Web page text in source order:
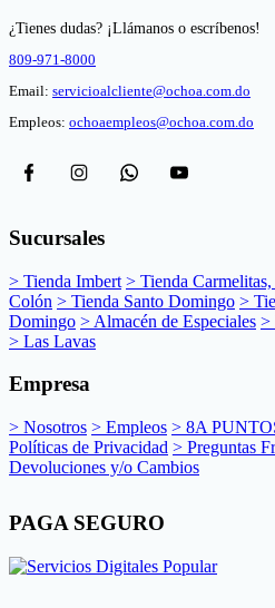
¿Tienes dudas? ¡Llámanos o escríbenos!
809-971-8000
Email: servicioalcliente@ochoa.com.do
Empleos: ochoaempleos@ochoa.com.do
Sucursales
> Tienda Imbert > Tienda
Colón > Tienda Santo Domingo >
Domingo > Almacén de Especiales >
> Las Lavas
Empresa
> Nosotros > Empleos > 8A
Políticas de Privacidad > Preguntas
Devoluciones y/o Cambios
PAGA SEGURO